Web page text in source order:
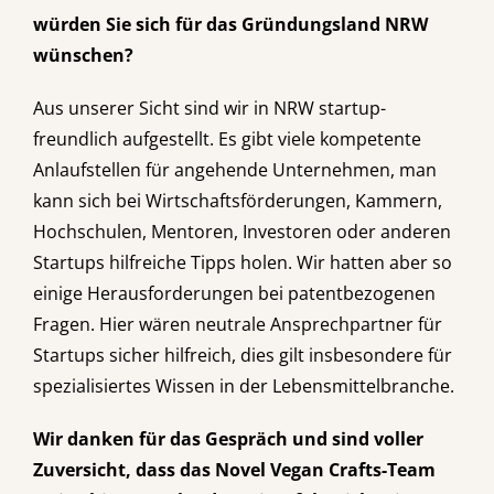
würden Sie sich für das Gründungsland NRW
wünschen?
Aus unserer Sicht sind wir in NRW startup-
freundlich aufgestellt. Es gibt viele kompetente
Anlaufstellen für angehende Unternehmen, man
kann sich bei Wirtschaftsförderungen, Kammern,
Hochschulen, Mentoren, Investoren oder anderen
Startups hilfreiche Tipps holen. Wir hatten aber so
einige Herausforderungen bei patentbezogenen
Fragen. Hier wären neutrale Ansprechpartner für
Startups sicher hilfreich, dies gilt insbesondere für
spezialisiertes Wissen in der Lebensmittelbranche.
Wir danken für das Gespräch und sind voller
Zuversicht, dass das Novel Vegan Crafts-Team